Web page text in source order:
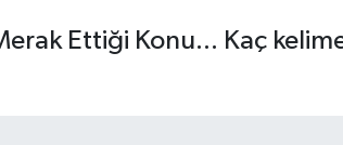
Ettiği Konu... Kaç